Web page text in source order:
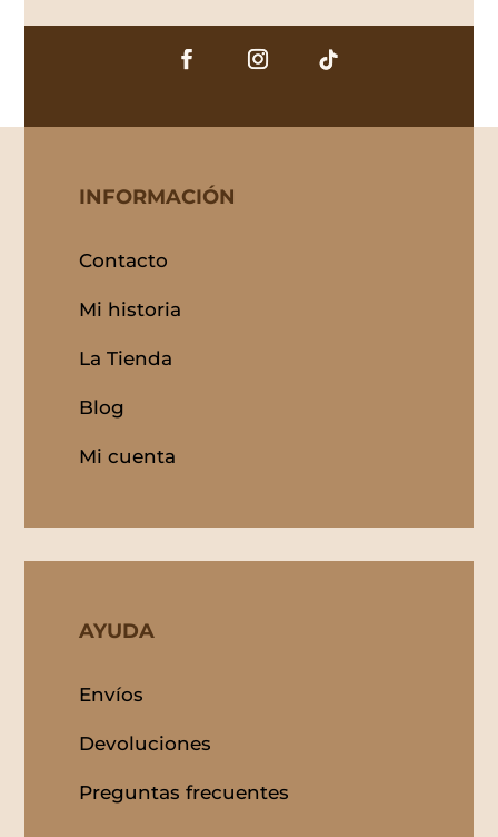
INFORMACIÓN
Contacto
Mi historia
La Tienda
Blog
Mi cuenta
AYUDA
Envíos
Devoluciones
Preguntas frecuentes